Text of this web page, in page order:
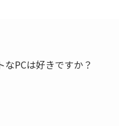
PCは好きですか？